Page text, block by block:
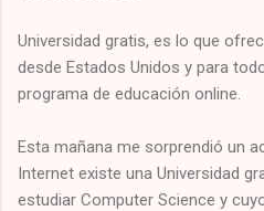
Universidad gratis, es lo que
desde Estados Unidos y para
programa de educación online.
Esta mañana me sorprendió un
Internet existe una Universidad
estudiar Computer Science y